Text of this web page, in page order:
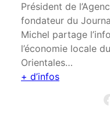
Président de
fondateur du
Michel partage
l’économie locale
Orientales…
+ d’infos
Facebook